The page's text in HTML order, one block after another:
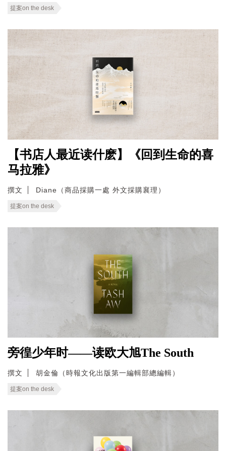
提案on the desk
【书店人最近读什麽】《回到生命的喜
马拉雅》
撰文 Diane（商品採購一處 外文採購襄理）
提案on the desk
旁徨少年时——读欧大旭The South
撰文 胡金倫（時報文化出版第一編輯部總編輯）
提案on the desk